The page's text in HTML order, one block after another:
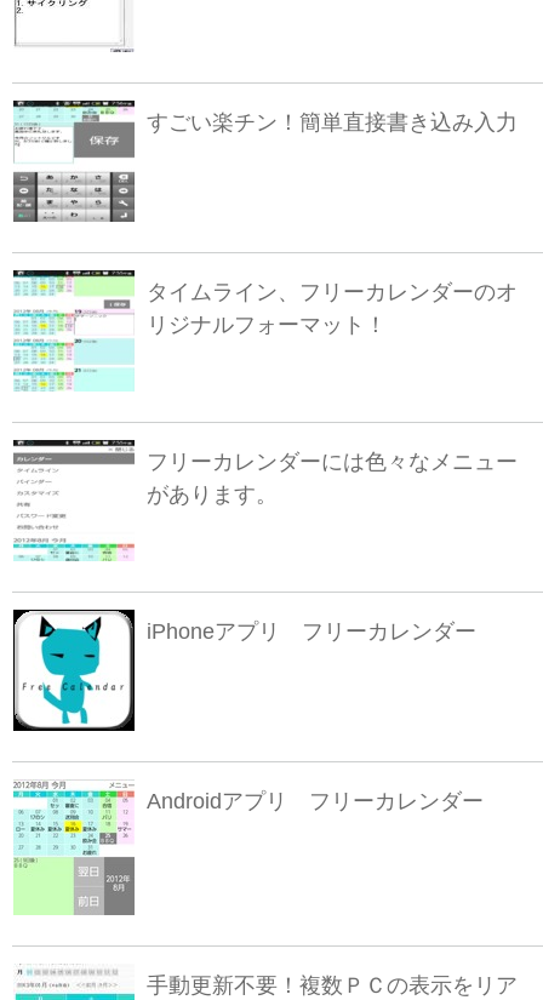
すごい楽チン！簡単直接書き込み入力
タイムライン、フリーカレンダーのオ
リジナルフォーマット！
フリーカレンダーには色々なメニュー
があります。
iPhoneアプリ フリーカレンダー
Androidアプリ フリーカレンダー
手動更新不要！複数ＰＣの表示をリア